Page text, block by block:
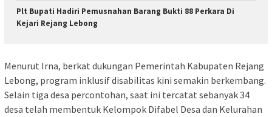
Plt Bupati Hadiri Pemusnahan Barang Bukti 88 Perkara Di
Kejari Rejang Lebong
Menurut Irna, berkat dukungan Pemerintah Kabupaten Rejang
Lebong, program inklusif disabilitas kini semakin berkembang.
Selain tiga desa percontohan, saat ini tercatat sebanyak 34
desa telah membentuk Kelompok Difabel Desa dan Kelurahan